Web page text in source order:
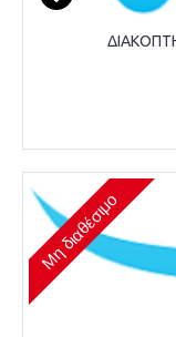
Μη διαθέσιμο